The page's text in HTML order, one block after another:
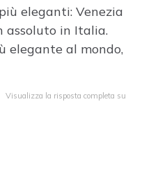
eleganti: Venezia
assoluto in Italia.
elegante al mondo,
Visualizza la risposta completa su